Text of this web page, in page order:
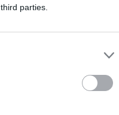
parties.
e del 3
ha
a